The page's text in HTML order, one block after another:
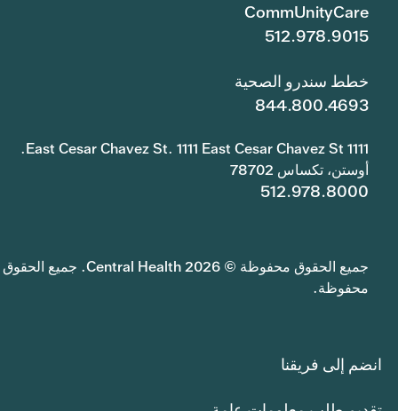
CommUnityCare
512.978.9015
خطط سندرو الصحية
844.800.4693
1111 East Cesar Chavez St. 1111 East Cesar Chavez St.
أوستن، تكساس 78702
512.978.8000
جميع الحقوق محفوظة © 2026 Central Health. جميع الحقوق
محفوظة.
انضم إلى فريقنا